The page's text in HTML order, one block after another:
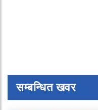
सम्बन्धित खवर